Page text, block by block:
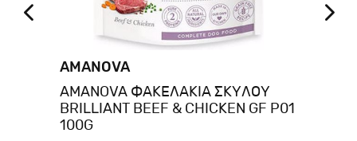
AMANOVA
AMANOVA ΦΑΚΕΛΑΚΙΑ ΣΚΥΛΟΥ
BRILLIANT BEEF & CHICKEN GF P01
100G